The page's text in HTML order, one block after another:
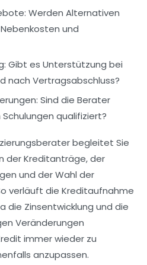
Werden Alternativen
und
Gibt es Unterstützung bei
nach Vertragsabschluss?
Sind die Berater
qualifiziert?
begleitet Sie
der Kreditanträge, der
und der Wahl der
verläuft die Kreditaufnahme
die Zinsentwicklung und die
Veränderungen
immer wieder zu
anzupassen.